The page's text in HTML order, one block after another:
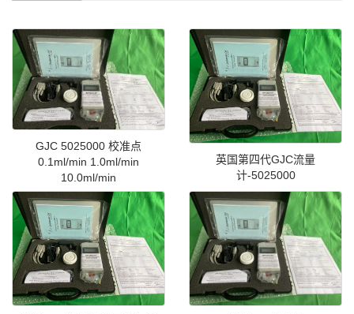
GJC 5025000 校准点
0.1ml/min 1.0ml/min
10.0ml/min
英国第四代GJC流量
计-5025000